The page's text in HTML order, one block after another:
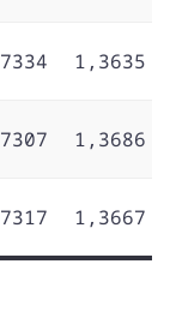
1,3635
1,3686
1,3667